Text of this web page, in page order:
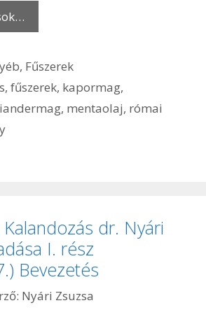
, Fűszerek
,fűszerek, kapormag,
, mentaolaj, római
dr. Nyári
I. rész
Bevezetés
Nyári Zsuzsa